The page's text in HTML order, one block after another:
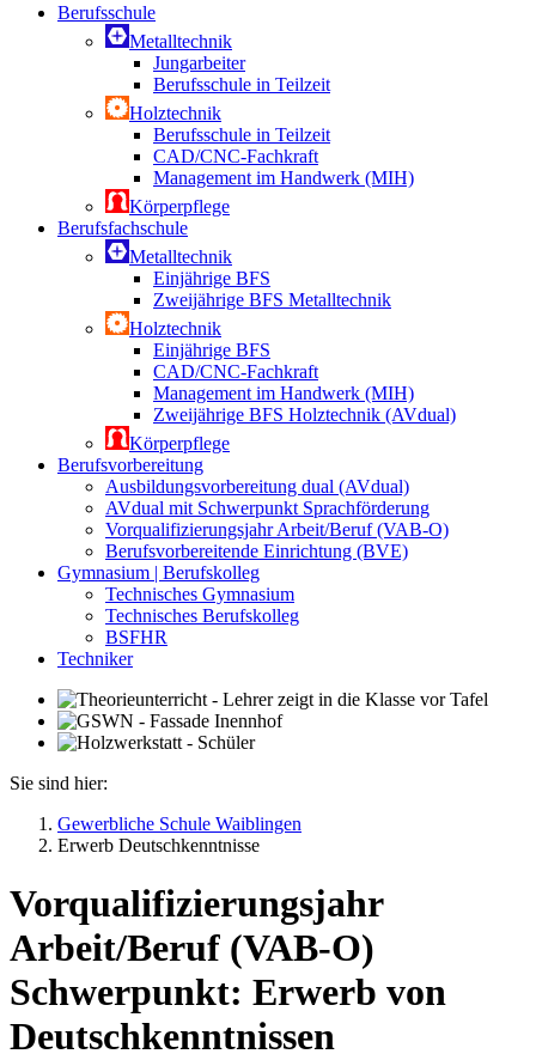
Berufsschule
Metalltechnik
Jungarbeiter
Berufsschule in Teilzeit
Holztechnik
Berufsschule in Teilzeit
CAD/CNC-Fachkraft
Management im Handwerk (MIH)
Körperpflege
Berufsfachschule
Metalltechnik
Einjährige BFS
Zweijährige BFS Metalltechnik
Holztechnik
Einjährige BFS
CAD/CNC-Fachkraft
Management im Handwerk (MIH)
Zweijährige BFS Holztechnik (AVdual)
Körperpflege
Berufsvorbereitung
Ausbildungsvorbereitung dual (AVdual)
AVdual mit Schwerpunkt Sprachförderung
Vorqualifizierungsjahr Arbeit/Beruf (VAB-O)
Berufsvorbereitende Einrichtung (BVE)
Gymnasium | Berufskolleg
Technisches Gymnasium
Technisches Berufskolleg
BSFHR
Techniker
Sie sind hier:
Gewerbliche Schule Waiblingen
Erwerb Deutschkenntnisse
Vorqualifizierungsjahr
Arbeit/Beruf (VAB-O)
Schwerpunkt: Erwerb von
Deutschkenntnissen